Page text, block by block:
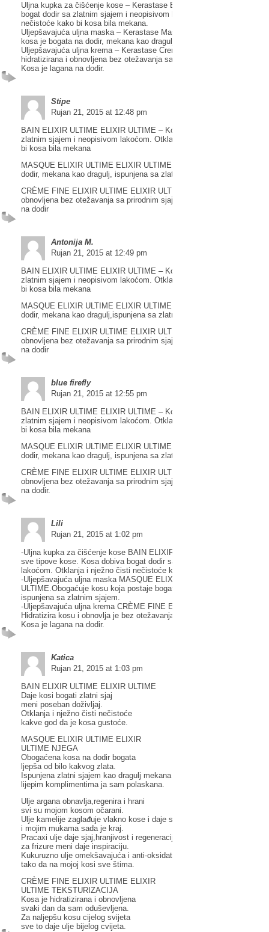
Uljna kupka za čišćenje kose – Kerastase Bain Elixir Ultime – Kosa
bogat dodir sa zlatnim sjajem i neopisivom lakoćom. Otklanja i nježno
nečistoće kako bi kosa bila mekana.
Uljepšavajuća uljna maska – Kerastase Masque Elixir Ultime –
kosa je bogata na dodir, mekana kao dragulj, ispunjena sa zlatnim
Uljepšavajuća uljna krema – Kerastase Creme Fine Elixir Ultime –
hidratizirana i obnovljena bez otežavanja sa prirodnim sjajem i
Kosa je lagana na dodir.
Stipe
Rujan 21, 2015 at 12:48 pm
BAIN ELIXIR ULTIME ELIXIR ULTIME – Kosa dobiva bogat dodir sa
zlatnim sjajem i neopisivom lakoćom. Otklanja i nježno čisti nečistoće
bi kosa bila mekana
MASQUE ELIXIR ULTIME ELIXIR ULTIME – Obogaćena kosa je
dodir, mekana kao dragulj, ispunjena sa zlatnim sjajem
CRÈME FINE ELIXIR ULTIME ELIXIR ULTIME – Kosa je hidratizirana
obnovljena bez otežavanja sa prirodnim sjajem i zaštitom. Kosa je
na dodir
Antonija M.
Rujan 21, 2015 at 12:49 pm
BAIN ELIXIR ULTIME ELIXIR ULTIME – Kosa dobiva bogat dodir sa
zlatnim sjajem i neopisivom lakoćom. Otklanja i nježno čisti nečistoće
bi kosa bila mekana
MASQUE ELIXIR ULTIME ELIXIR ULTIME – Obogaćena kosa je
dodir, mekana kao dragulj,ispunjena sa zlatnim sjajem
CRÈME FINE ELIXIR ULTIME ELIXIR ULTIME – Kosa je hidratizirana
obnovljena bez otežavanja sa prirodnim sjajem i zaštitom. Kosa je
na dodir
blue firefly
Rujan 21, 2015 at 12:55 pm
BAIN ELIXIR ULTIME ELIXIR ULTIME – Kosa dobiva bogat dodir sa
zlatnim sjajem i neopisivom lakoćom. Otklanja i nježno čisti nečistoće
bi kosa bila mekana
MASQUE ELIXIR ULTIME ELIXIR ULTIME – Obogaćena kosa je
dodir, mekana kao dragulj, ispunjena sa zlatnim sjajem
CRÈME FINE ELIXIR ULTIME ELIXIR ULTIME – Kosa je hidratizirana
obnovljena bez otežavanja sa prirodnim sjajem i zaštitom. Kosa je
na dodir.
Lili
Rujan 21, 2015 at 1:02 pm
-Uljna kupka za čišćenje kose BAIN ELIXIR ULTIME ELIXIR ULTIME
sve tipove kose. Kosa dobiva bogat dodir sa zlatnim sjajem i
lakoćom. Otklanja i nježno čisti nečistoće kako bi kosa bila mekana.
-Uljepšavajuća uljna maska MASQUE ELIXIR ULTIME ELIXIR
ULTIME.Obogaćuje kosu koja postaje bogata na dodir, mekana kao
ispunjena sa zlatnim sjajem.
-Uljepšavajuća uljna krema CRÈME FINE ELIXIR ULTIME ELIXIR
Hidratizira kosu i obnovlja je bez otežavanja, dajejoj prirodni sjaj i
Kosa je lagana na dodir.
Katica
Rujan 21, 2015 at 1:03 pm
BAIN ELIXIR ULTIME ELIXIR ULTIME
Daje kosi bogati zlatni sjaj
meni poseban doživljaj.
Otklanja i nježno čisti nečistoće
kakve god da je kosa gustoće.
MASQUE ELIXIR ULTIME ELIXIR
ULTIME NJEGA
Obogaćena kosa na dodir bogata
ljepša od bilo kakvog zlata.
Ispunjena zlatni sjajem kao dragulj mekana
lijepim komplimentima ja sam polaskana.
Ulje argana obnavlja,regenira i hrani
svi su mojom kosom očarani.
Ulje kamelije zaglađuje vlakno kose i daje sjaj
i mojim mukama sada je kraj.
Pracaxi ulje daje sjaj,hranjivost i regeneraciju
za frizure meni daje inspiraciju.
Kukuruzno ulje omekšavajuća i anti-oksidativna svojstva ima
tako da na mojoj kosi sve štima.
CRÈME FINE ELIXIR ULTIME ELIXIR
ULTIME TEKSTURIZACIJA
Kosa je hidratizirana i obnovljena
svaki dan da sam oduševljena.
Za naljepšu kosu cijelog svijeta
sve to daje ulje bijelog cvijeta.